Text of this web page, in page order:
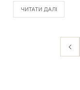
ЧИТАТИ ДАЛІ